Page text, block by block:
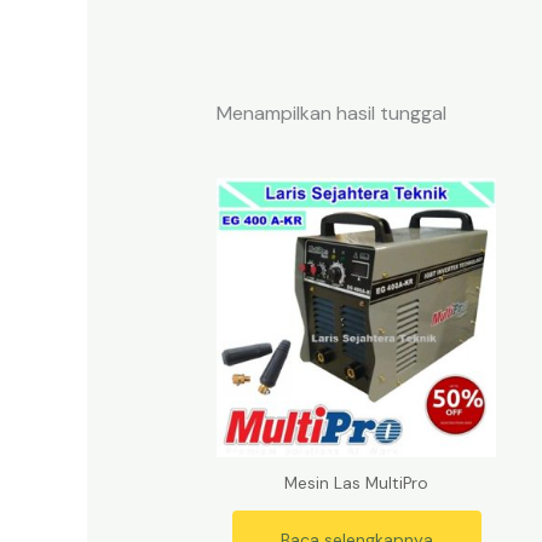
Menampilkan hasil tunggal
Mesin Las MultiPro